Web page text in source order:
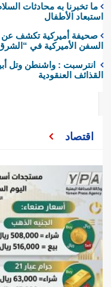
ما تخبرنا به محادثات
استبعاد الأطفال
صحيفة أميركية تكشف عن
السفن الأميركية في
انترسبت : واشنطن وتل
القذائف العنقودية
اقتصاد